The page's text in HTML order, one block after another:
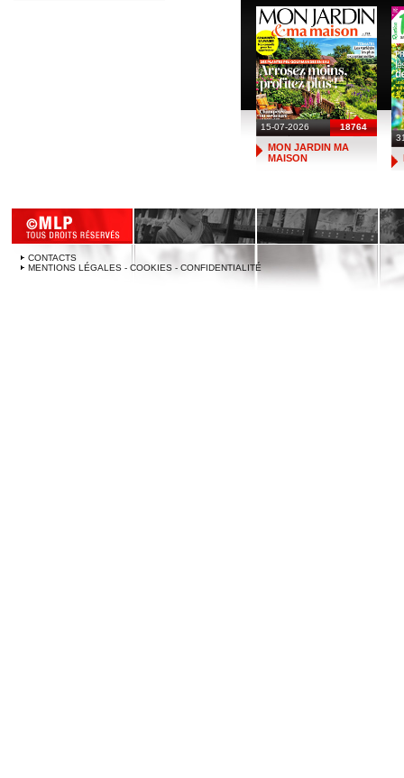
15-07-2026 18764
MON JARDIN MA
MAISON
CONTACTS
MENTIONS LÉGALES - COOKIES - CONFIDENTIALITÉ